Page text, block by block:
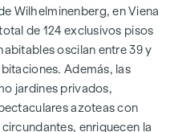
Wilhelminenberg, en Viena
de 124 exclusivos pisos
oscilan entre 39 y
Además, las
jardines privados,
azoteas con
enriquecen la